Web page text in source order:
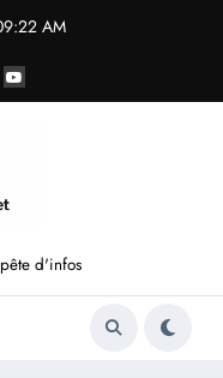
AM
d'infos